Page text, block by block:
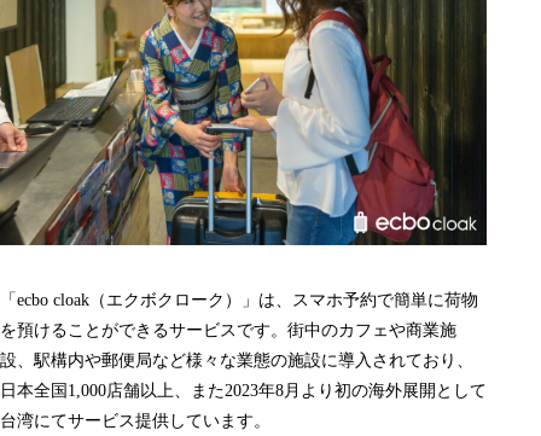
「ecbo cloak（エクボクローク）」は、スマホ予約で簡単に荷物
を預けることができるサービスです。街中のカフェや商業施
設、駅構内や郵便局など様々な業態の施設に導入されており、
日本全国1,000店舗以上、また2023年8月より初の海外展開として
台湾にてサービス提供しています。